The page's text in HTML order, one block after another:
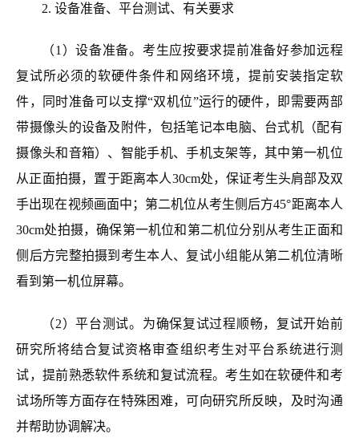
2.设备准备、平台测试、有关要求
（1）设备准备。 考生应按要求提前准备好参加远程
复试所必须的软硬件条件和网络环境，提前安装指定软
件，同时准备可以支撑“双机位”运行的硬件，即需要两部
带摄像头的设备及附件，包括笔记本电脑、台式机（配有
摄像头和音箱）、智能手机、手机支架等，其中第一机位
从正面拍摄，置于距离本人30cm处，保证考生头肩部及双
手出现在视频画面中 ； 第二机位从考生侧后方45°距离本人
30cm处拍摄，确保第一机位和第二机位分别从考生正面和
侧后方完整拍摄到考生本人、复试小组能从第二机位清晰
看到第一机位屏幕。
（2）平台测试。 为确保复试过程顺畅，复试开始前
研究所将结合复试资格审查组织考生对平台系统进行测
试，提前熟悉软件系统和复试流程。考生如在软硬件和考
试场所等方面存在特殊困难，可向研究所反映，及时沟通
并帮助协调解决。